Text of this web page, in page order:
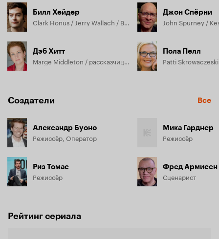
Билл Хейдер
Дэб Хитт
Джон Спёрни
John Spurney /
Пола Пелл
Patti
Создатели Все
Александр Буоно
Режиссёр, Оператор
Риз Томас
Режиссёр
Мика Гарднер
Режиссёр
Фред Армисен
Сценарист
Рейтинг сериала